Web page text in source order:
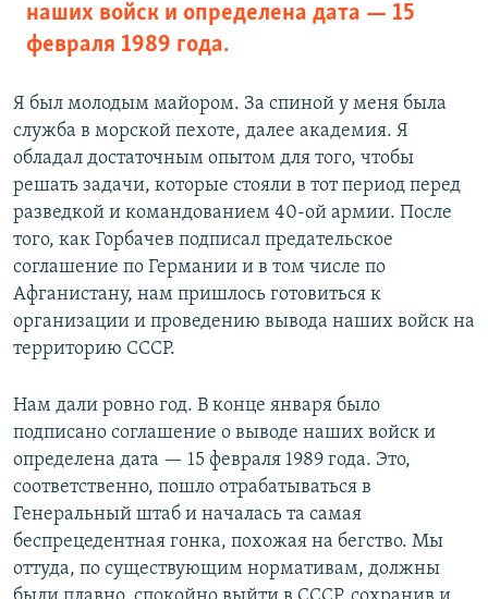
наших войск и определена дата — 15
февраля 1989 года.
Я был молодым майором. За спиной у меня была
служба в морской пехоте, далее академия. Я
обладал достаточным опытом для того, чтобы
решать задачи, которые стояли в тот период перед
разведкой и командованием 40-ой армии. После
того, как Горбачев подписал предательское
соглашение по Германии и в том числе по
Афганистану, нам пришлось готовиться к
организации и проведению вывода наших войск на
территорию СССР.
Нам дали ровно год. В конце января было
подписано соглашение о выводе наших войск и
определена дата — 15 февраля 1989 года. Это,
соответственно, пошло отрабатываться в
Генеральный штаб и началась та самая
беспрецедентная гонка, похожая на бегство. Мы
оттуда, по существующим нормативам, должны